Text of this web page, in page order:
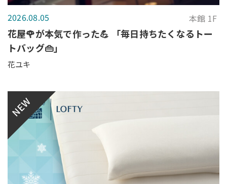
2026.08.05 本館 1F
花屋🌹が本気で作った💪 「毎日持ちたくなるトー
トバッグ👜」
花ユキ
NEW